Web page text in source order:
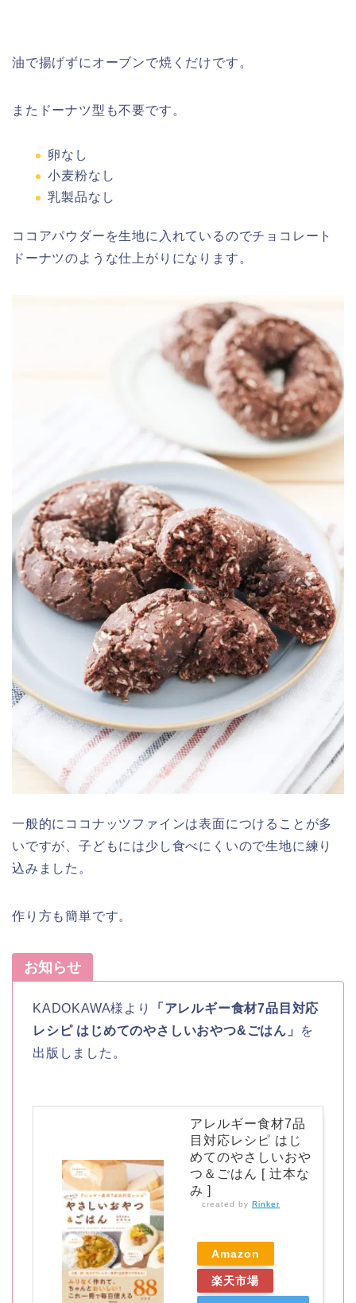
油で揚げずにオーブンで焼くだけです。
またドーナツ型も不要です。
卵なし
小麦粉なし
乳製品なし
ココアパウダーを生地に入れているのでチョコレート
ドーナツのような仕上がりになります。
一般的にココナッツファインは表面につけることが多
いですが、子どもには少し食べにくいので生地に練り
込みました。
作り方も簡単です。
お知らせ
KADOKAWA様より
「アレルギー食材7品目対応
レシピ はじめてのやさしいおやつ&ごはん」
を
出版しました。
アレルギー食材7品
目対応レシピ はじ
めてのやさしいおや
つ＆ごはん [ 辻本な
み ]
created by Rinker
Amazon
楽天市場